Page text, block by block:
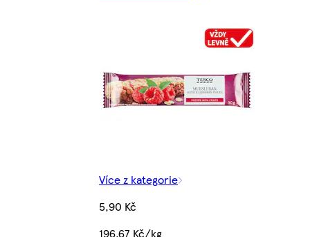
Více z kategorie
5,90 Kč
196,67 Kč/kg